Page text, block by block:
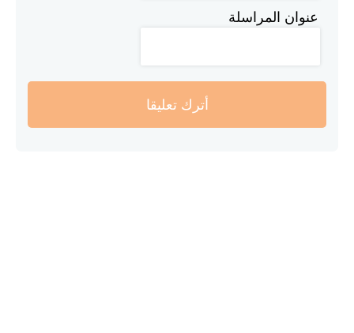
عنوان المراسلة
أترك تعليقا